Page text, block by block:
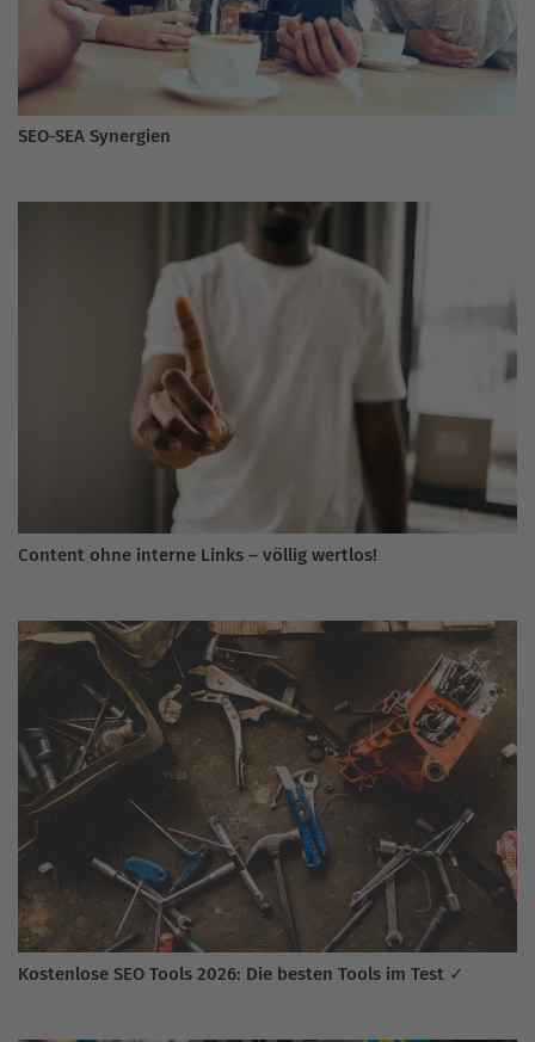
SEO-SEA Synergien
Content ohne interne Links – völlig wertlos!
Kostenlose SEO Tools 2026: Die besten Tools im Test ✓